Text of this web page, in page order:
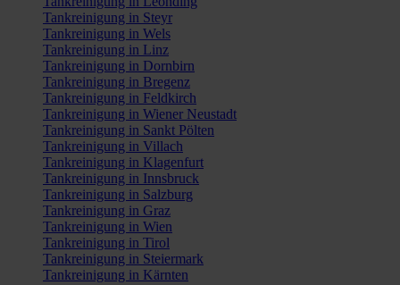
Tankreinigung in Steyr
Tankreinigung in Wels
Tankreinigung in Linz
Tankreinigung in Dornbirn
Tankreinigung in Bregenz
Tankreinigung in Feldkirch
Tankreinigung in Wiener Neustadt
Tankreinigung in Sankt Pölten
Tankreinigung in Villach
Tankreinigung in Klagenfurt
Tankreinigung in Innsbruck
Tankreinigung in Salzburg
Tankreinigung in Graz
Tankreinigung in Wien
Tankreinigung in Tirol
Tankreinigung in Steiermark
Tankreinigung in Kärnten